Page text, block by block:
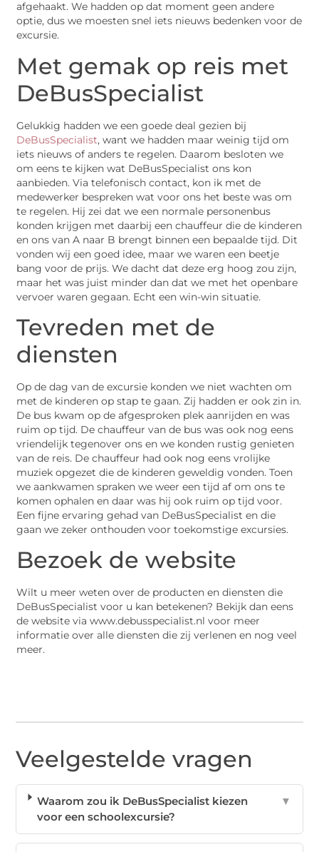
afgehaakt. We hadden op dat moment geen andere
optie, dus we moesten snel iets nieuws bedenken voor de
excursie.
Met gemak op reis met
DeBusSpecialist
Gelukkig hadden we een goede deal gezien bij
DeBusSpecialist, want we hadden maar weinig tijd om
iets nieuws of anders te regelen. Daarom besloten we
om eens te kijken wat DeBusSpecialist ons kon
aanbieden. Via telefonisch contact, kon ik met de
medewerker bespreken wat voor ons het beste was om
te regelen. Hij zei dat we een normale personenbus
konden krijgen met daarbij een chauffeur die de kinderen
en ons van A naar B brengt binnen een bepaalde tijd. Dit
vonden wij een goed idee, maar we waren een beetje
bang voor de prijs. We dacht dat deze erg hoog zou zijn,
maar het was juist minder dan dat we met het openbare
vervoer waren gegaan. Echt een win-win situatie.
Tevreden met de
diensten
Op de dag van de excursie konden we niet wachten om
met de kinderen op stap te gaan. Zij hadden er ook zin in.
De bus kwam op de afgesproken plek aanrijden en was
ruim op tijd. De chauffeur van de bus was ook nog eens
vriendelijk tegenover ons en we konden rustig genieten
van de reis. De chauffeur had ook nog eens vrolijke
muziek opgezet die de kinderen geweldig vonden. Toen
we aankwamen spraken we weer een tijd af om ons te
komen ophalen en daar was hij ook ruim op tijd voor.
Een fijne ervaring gehad van DeBusSpecialist en die
gaan we zeker onthouden voor toekomstige excursies.
Bezoek de website
Wilt u meer weten over de producten en diensten die
DeBusSpecialist voor u kan betekenen? Bekijk dan eens
de website via www.debusspecialist.nl voor meer
informatie over alle diensten die zij verlenen en nog veel
meer.
Veelgestelde vragen
Waarom zou ik DeBusSpecialist kiezen
voor een schoolexcursie?
▼